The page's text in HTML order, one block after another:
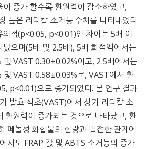
증가 할수록 환원력이 감소하였고,
높은 라디칼 소거능 수치를 나타내었다
의적(p<0.05, p<0.01)인 차이는 5배 이
으며(5배 및 2.5배), 5배 희석액에서는
VAST 0.30±0.02%이고, 2.5배에서는
VAST 0.58±0.03%로, VAST에서 환
p<0.01)으로 증가되었다. 본 연구 결과
발효 식초(VAST)에서 상기 라디칼 소
환원력이 증가되는 것으로 나타났고, 환
페놀성 화합물의 함량과 밀접한 관계에
서도 FRAP 값 및 ABTS 소거능의 증가